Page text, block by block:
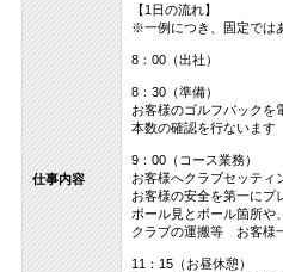
仕事内容
【1日の流れ】
※一例につき、固定では
8：00（出社）
8：30（準備）
お客様のゴルフバックを
本数の確認を行ないます
9：00（コース業務）
お客様へクラブセッティ
お客様の安全を第一にプ
ボール見とボール箇所や
クラブの運搬等 お客様
11：15（お昼休憩）